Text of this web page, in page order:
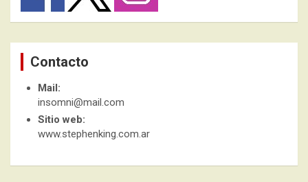
Contacto
Mail:
insomni@mail.com
Sitio web:
www.stephenking.com.ar